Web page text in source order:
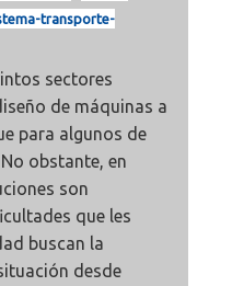
transporte-
sectores
de máquinas a
para algunos de
obstante, en
son
que les
buscan la
desde